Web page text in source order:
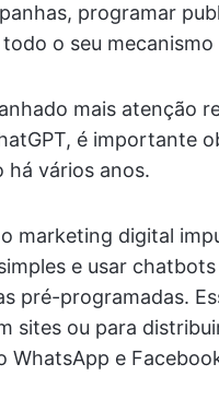
programar
o seu mecanismo
mais atenção
é importante
há vários anos.
marketing digital
e usar
pré-programadas.
sites ou para
WhatsApp e